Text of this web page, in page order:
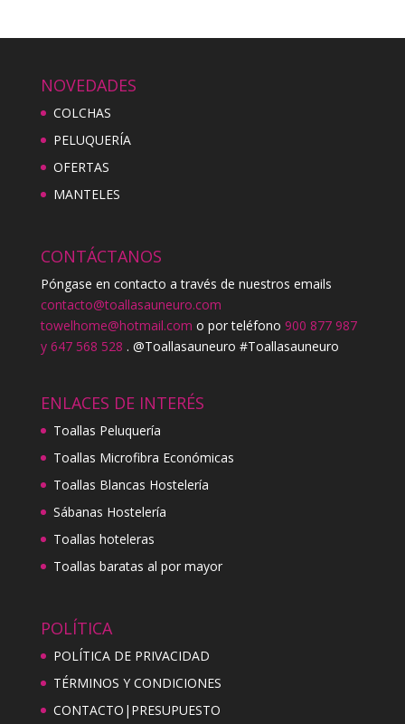
NOVEDADES
COLCHAS
PELUQUERÍA
OFERTAS
MANTELES
CONTÁCTANOS
Póngase en contacto a través de nuestros emails
contacto@toallasauneuro.com
towelhome@hotmail.com o por teléfono 900 877 987
y 647 568 528 . @Toallasauneuro #Toallasauneuro
ENLACES DE INTERÉS
Toallas Peluquería
Toallas Microfibra Económicas
Toallas Blancas Hostelería
Sábanas Hostelería
Toallas hoteleras
Toallas baratas al por mayor
POLÍTICA
POLÍTICA DE PRIVACIDAD
TÉRMINOS Y CONDICIONES
CONTACTO|PRESUPUESTO